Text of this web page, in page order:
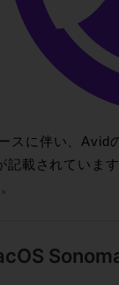
スに伴い、Avid
記載されていま